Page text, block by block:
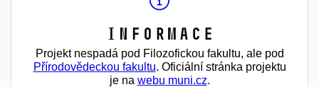
Informace
Projekt nespadá pod Filozofickou fakultu, ale pod
Přírodovědeckou fakultu. Oficiální stránka projektu
je na webu muni.cz.